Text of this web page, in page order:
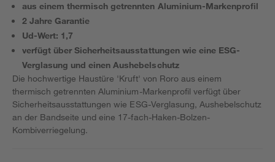
aus einem thermisch getrennten Aluminium-Markenprofil
2 Jahre Garantie
Ud-Wert: 1,7
verfügt über Sicherheitsausstattungen wie eine ESG-
Verglasung und einen Aushebelschutz
Die hochwertige Haustüre 'Kruft' von Roro aus einem
thermisch getrennten Aluminium-Markenprofil verfügt über
Sicherheitsausstattungen wie ESG-Verglasung, Aushebelschutz
an der Bandseite und eine 17-fach-Haken-Bolzen-
Kombiverriegelung.